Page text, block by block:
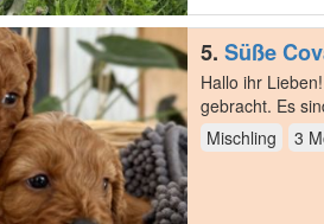
5. Süße
Hallo ihr Lieben! Unsere Hündin Cleo hat am 1.05.2026 gesunde, bezauberten Welpen zur Welt
gebracht. Es sind 6 süße Welpen in der Farbe Apricot- Mahagoni Rot Davon sind 4 Hündinnen und
2…
Mischling 3